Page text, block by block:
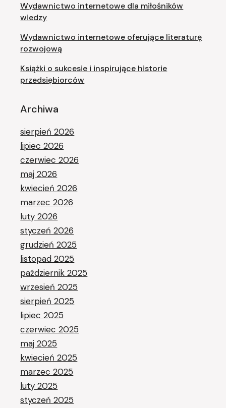
Wydawnictwo internetowe dla miłośników
wiedzy
Wydawnictwo internetowe oferujące literaturę
rozwojową
Książki o sukcesie i inspirujące historie
przedsiębiorców
Archiwa
sierpień 2026
lipiec 2026
czerwiec 2026
maj 2026
kwiecień 2026
marzec 2026
luty 2026
styczeń 2026
grudzień 2025
listopad 2025
październik 2025
wrzesień 2025
sierpień 2025
lipiec 2025
czerwiec 2025
maj 2025
kwiecień 2025
marzec 2025
luty 2025
styczeń 2025